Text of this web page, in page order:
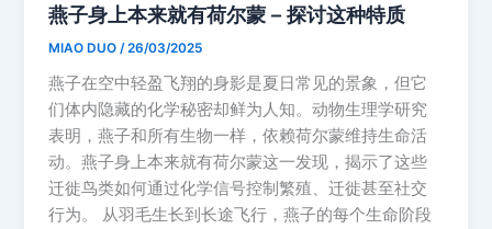
燕子身上本来就有荷尔蒙 – 探讨这种特质
MIAO DUO /26/03/2025
燕子在空中轻盈飞翔的身影是夏日常见的景象，但它
们体内隐藏的化学秘密却鲜为人知。动物生理学研究
表明，燕子和所有生物一样，依赖荷尔蒙维持生命活
动。燕子身上本来就有荷尔蒙这一发现，揭示了这些
迁徙鸟类如何通过化学信号控制繁殖、迁徙甚至社交
行为。 从羽毛生长到长途飞行，燕子的每个生命阶段